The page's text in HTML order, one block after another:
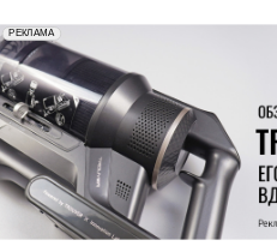
erid: 2VfnxxmNzs5
РЕКЛАМА